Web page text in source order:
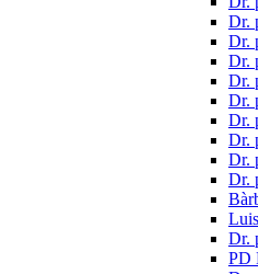
Dr.
Dr.
Dr.
Dr.
Dr.
Dr.
Dr.
Dr.
Dr.
Dr.
PD